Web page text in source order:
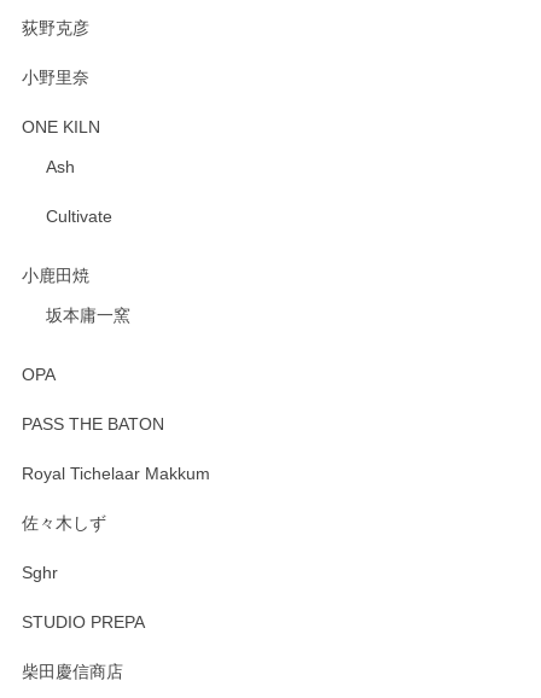
荻野克彦
小野里奈
ONE KILN
Ash
Cultivate
小鹿田焼
坂本庸一窯
OPA
PASS THE BATON
Royal Tichelaar Makkum
佐々木しず
Sghr
STUDIO PREPA
柴田慶信商店